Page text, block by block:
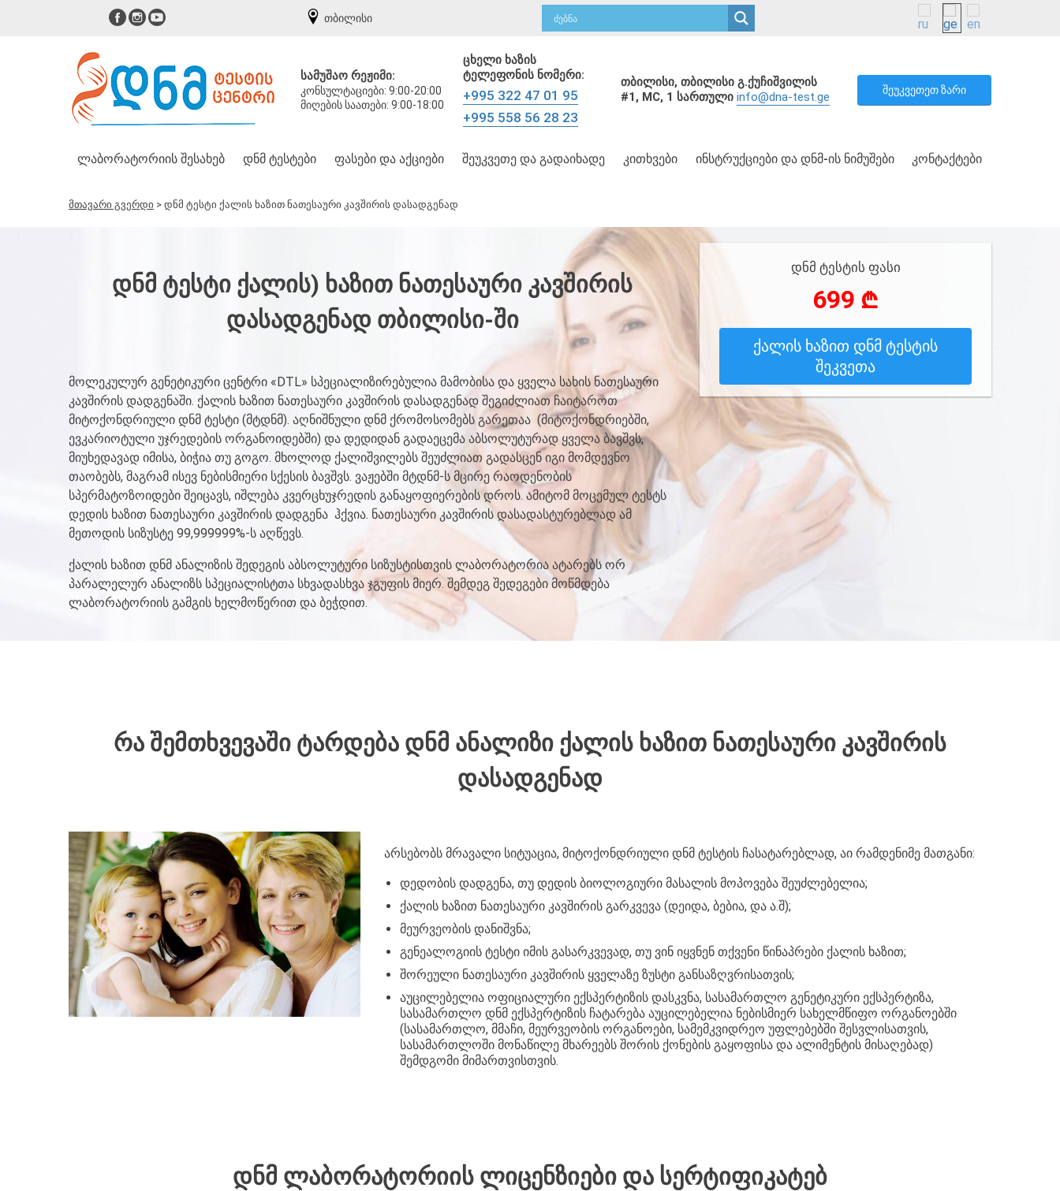
თბილისი
სამუშაო რეჟიმი:
კონსულტაციები: 9:00-20:00
მიღების საათები: 9:00-18:00
ცხელი ხაზის
ტელეფონის ნომერი:
+995 322 47 01 95
+995 558 56 28 23
თბილისი, თბილისი გ.ქუჩიშვილის
#1, MC, 1 სართული info@dna-test.ge შეუკვეთეთ ზარი
ᲚᲐᲑᲝᲠᲐᲢᲝᲠᲘᲘᲡ ᲨᲔᲡᲐᲮᲔᲑ ᲓᲜᲛ ᲢᲔᲡᲢᲔᲑᲘ ᲤᲐᲡᲔᲑᲘ ᲓᲐ ᲐᲥᲪᲘᲔᲑᲘ ᲨᲔᲣᲙᲕᲔᲗᲔ ᲓᲐ ᲒᲐᲓᲐᲘᲮᲐᲓᲔ ᲙᲘᲗᲮᲕᲔᲑᲘ ᲘᲜᲡᲢᲠᲣᲥᲪᲘᲔᲑᲘ ᲓᲐ ᲓᲜᲛ-ᲘᲡ ᲜᲘᲛᲣᲨᲔᲑᲘ ᲙᲝᲜᲢᲐᲥᲢᲔᲑᲘ
მთავარი გვერდი > დნმ ტესტი ქალის ხაზით ნათესაური კავშირის დასადგენად
ᲓᲜᲛ ᲢᲔᲡᲢᲘ ᲥᲐᲚᲘᲡ) ᲮᲐᲖᲘᲗ ᲜᲐᲗᲔᲡᲐᲣᲠᲘ ᲙᲐᲕᲨᲘᲠᲘᲡ
ᲓᲐᲡᲐᲓᲒᲔᲜᲐᲓ ᲗᲑᲘᲚᲘᲡᲘ-ᲨᲘ
მოლეკულურ გენეტიკური ცენტრი «DTL» სპეციალიზირებულია მამობისა და ყველა სახის ნათესაური
კავშირის დადგენაში. ქალის ხაზით ნათესაური კავშირის დასადგენად შეგიძლიათ ჩაიტაროთ
მიტოქონდრიული დნმ ტესტი (მტდნმ). აღნიშნული დნმ ქრომოსომებს გარეთაა (მიტოქონდრიებში,
ევკარიოტული უჯრედების ორგანოიდებში) და დედიდან გადაეცემა აბსოლუტურად ყველა ბავშვს,
მიუხედავად იმისა, ბიჭია თუ გოგო. მხოლოდ ქალიშვილებს შეუძლიათ გადასცენ იგი მომდევნო
თაობებს, მაგრამ ისევ ნებისმიერი სქესის ბავშვს. ვაჟებში მტდნმ-ს მცირე რაოდენობის
სპერმატოზოიდები შეიცავს, იშლება კვერცხუჯრედის განაყოფიერების დროს. ამიტომ მოცემულ ტესტს
დედის ხაზით ნათესაური კავშირის დადგენა ჰქვია. ნათესაური კავშირის დასადასტურებლად ამ
მეთოდის სიზუსტე 99,999999%-ს აღწევს.
ქალის ხაზით დნმ ანალიზის შედეგის აბსოლუტური სიზუსტისთვის ლაბორატორია ატარებს ორ
პარალელურ ანალიზს სპეციალისტთა სხვადასხვა ჯგუფის მიერ. შემდეგ შედეგები მოწმდება
ლაბორატორიის გამგის ხელმოწერით და ბეჭდით.
დნმ ტესტის ფასი
699 ₾
ქალის ხაზით დნმ ტესტის
შეკვეთა
ᲠᲐ ᲨᲔᲛᲗᲮᲕᲔᲕᲐᲨᲘ ᲢᲐᲠᲓᲔᲑᲐ ᲓᲜᲛ ᲐᲜᲐᲚᲘᲖᲘ ᲥᲐᲚᲘᲡ ᲮᲐᲖᲘᲗ ᲜᲐᲗᲔᲡᲐᲣᲠᲘ ᲙᲐᲕᲨᲘᲠᲘᲡ
ᲓᲐᲡᲐᲓᲒᲔᲜᲐᲓ
არსებობს მრავალი სიტუაცია, მიტოქონდრიული დნმ ტესტის ჩასატარებლად, აი რამდენიმე მათგანი:
დედობის დადგენა, თუ დედის ბიოლოგიური მასალის მოპოვება შეუძლებელია;
ქალის ხაზით ნათესაური კავშირის გარკვევა (დეიდა, ბებია, და ა.შ);
მეურვეობის დანიშვნა;
გენეალოგიის ტესტი იმის გასარკვევად, თუ ვინ იყვნენ თქვენი წინაპრები ქალის ხაზით;
შორეული ნათესაური კავშირის ყველაზე ზუსტი განსაზღვრისათვის;
აუცილებელია ოფიციალური ექსპერტიზის დასკვნა, სასამართლო გენეტიკური ექსპერტიზა,
სასამართლო დნმ ექსპერტიზის ჩატარება აუცილებელია ნებისმიერ სახელმწიფო ორგანოებში
(სასამართლო, მმაჩი, მეურვეობის ორგანოები, სამემკვიდრეო უფლებებში შესვლისათვის,
სასამართლოში მონაწილე მხარეებს შორის ქონების გაყოფისა და ალიმენტის მისაღებად)
შემდგომი მიმართვისთვის.
ᲓᲜᲛ ᲚᲐᲑᲝᲠᲐᲢᲝᲠᲘᲘᲡ ᲚᲘᲪᲔᲜᲖᲘᲔᲑᲘ ᲓᲐ ᲡᲔᲠᲢᲘᲤᲘᲙᲐᲢᲔᲑ